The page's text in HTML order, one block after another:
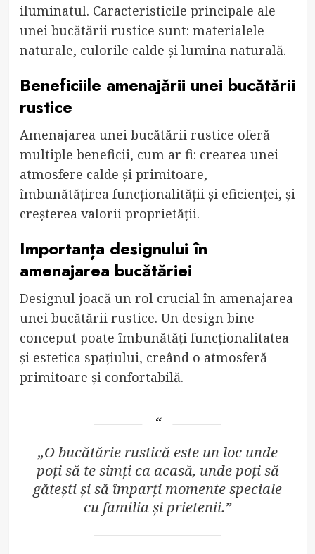
iluminatul. Caracteristicile principale ale
unei bucătării rustice sunt: materialele
naturale, culorile calde și lumina naturală.
Beneficiile amenajării unei bucătării
rustice
Amenajarea unei bucătării rustice oferă
multiple beneficii, cum ar fi: crearea unei
atmosfere calde și primitoare,
îmbunătățirea funcționalității și eficienței, și
creșterea valorii proprietății.
Importanța designului în
amenajarea bucătăriei
Designul joacă un rol crucial în amenajarea
unei bucătării rustice. Un design bine
conceput poate îmbunătăți funcționalitatea
și estetica spațiului, creând o atmosferă
primitoare și confortabilă.
„O bucătărie rustică este un loc unde
poți să te simți ca acasă, unde poți să
gătești și să împarți momente speciale
cu familia și prietenii.”